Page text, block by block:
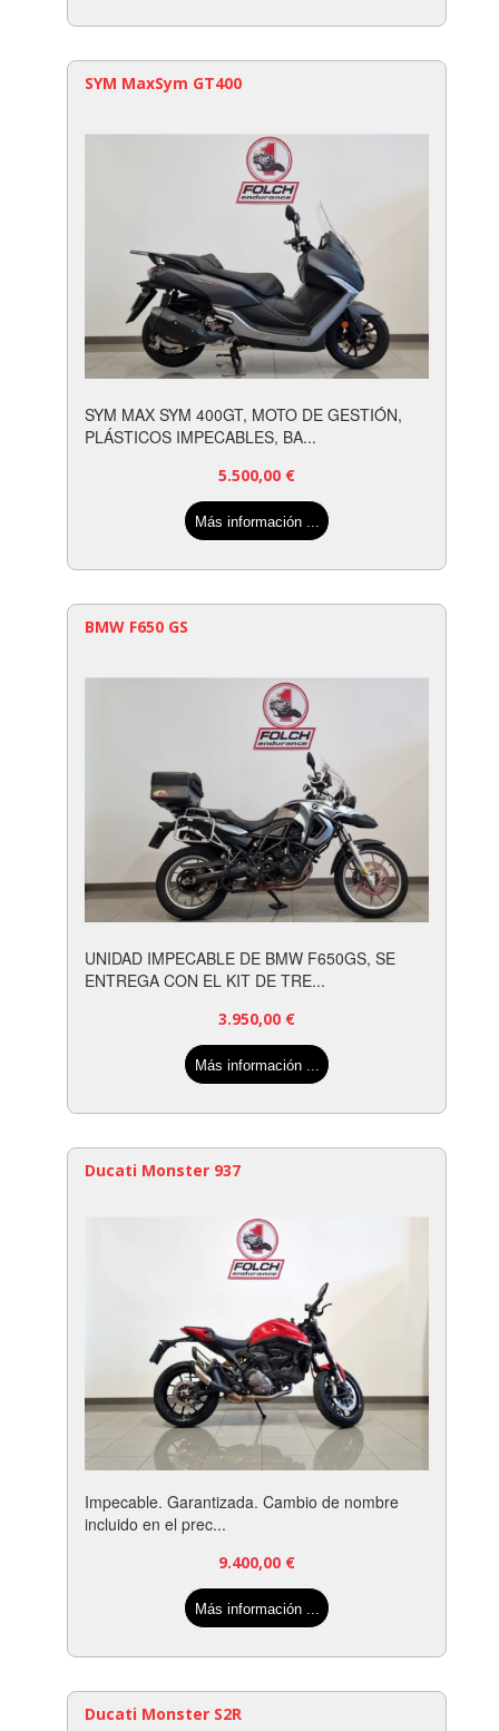
SYM MaxSym GT400
SYM MAX SYM 400GT, MOTO DE GESTIÓN,
PLÁSTICOS IMPECABLES, BA...
5.500,00 €
Más información ...
BMW F650 GS
UNIDAD IMPECABLE DE BMW F650GS, SE
ENTREGA CON EL KIT DE TRE...
3.950,00 €
Más información ...
Ducati Monster 937
Impecable. Garantizada. Cambio de nombre
incluido en el prec...
9.400,00 €
Más información ...
Ducati Monster S2R